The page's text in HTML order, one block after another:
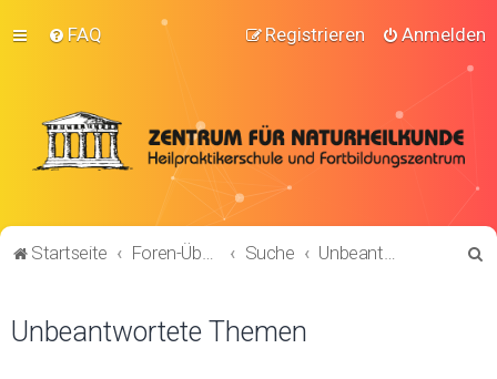
FAQ Anmelden
Registrieren
Startseite Foren-Übersicht Suche Unbeantwortete Themen
Unbeantwortete Themen